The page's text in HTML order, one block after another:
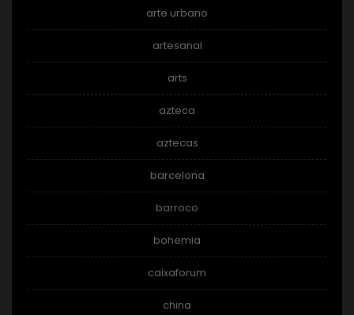
arte urbano
artesanal
arts
azteca
aztecas
barcelona
barroco
bohemia
caixaforum
china